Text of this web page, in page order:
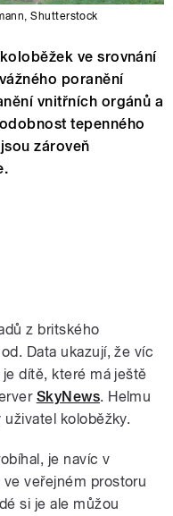
,Shutterstock
ve srovnání
poranění
vnitřních orgánů a
tepenného
zároveň
z britského
Data ukazují, že víc
dítě, které má ještě
SkyNews. Helmu
koloběžky.
je navíc v
veřejném prostoru
si je ale můžou